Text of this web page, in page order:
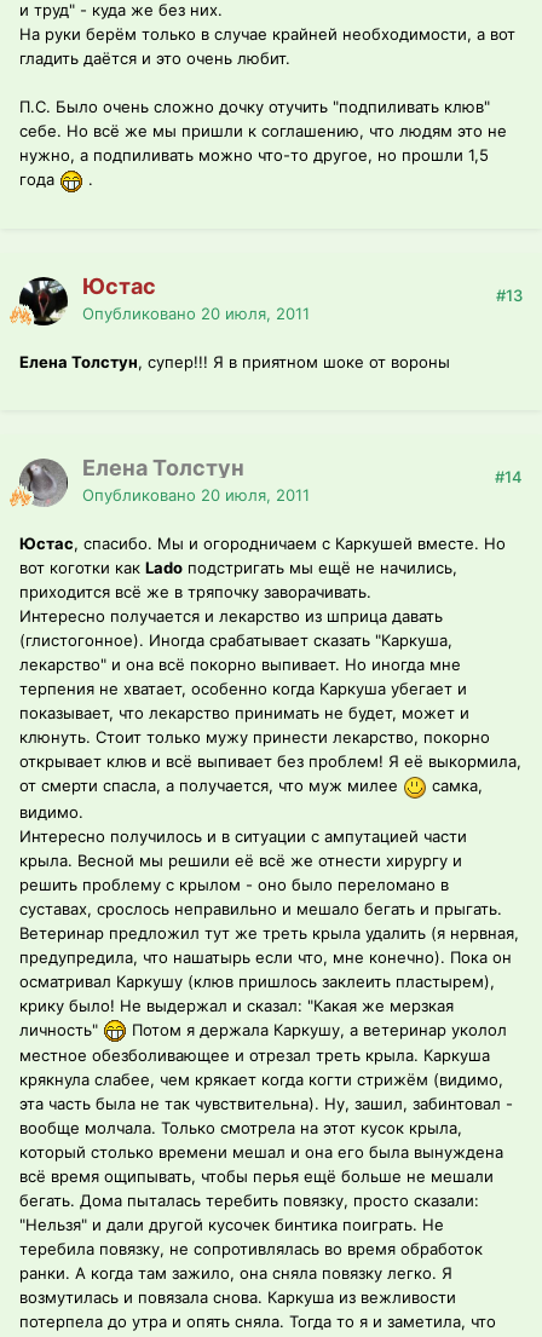
и труд" - куда же без них.
На руки берём только в случае крайней необходимости, а вот
гладить даётся и это очень любит.
П.С. Было очень сложно дочку отучить "подпиливать клюв"
себе. Но всё же мы пришли к соглашению, что людям это не
нужно, а подпиливать можно что-то другое, но прошли 1,5
года
.
Юстас
Опубликовано 20 июля, 2011
#13
Елена Толстун, супер!!! Я в приятном шоке от вороны
Елена Толстун
Опубликовано 20 июля, 2011
#14
Юстас, спасибо. Мы и огородничаем с Каркушей вместе. Но
вот коготки как Lado подстригать мы ещё не начились,
приходится всё же в тряпочку заворачивать.
Интересно получается и лекарство из шприца давать
(глистогонное). Иногда срабатывает сказать "Каркуша,
лекарство" и она всё покорно выпивает. Но иногда мне
терпения не хватает, особенно когда Каркуша убегает и
показывает, что лекарство принимать не будет, может и
клюнуть. Стоит только мужу принести лекарство, покорно
открывает клюв и всё выпивает без проблем! Я её выкормила,
от смерти спасла, а получается, что муж милее
самка,
видимо.
Интересно получилось и в ситуации с ампутацией части
крыла. Весной мы решили её всё же отнести хирургу и
решить проблему с крылом - оно было переломано в
суставах, срослось неправильно и мешало бегать и прыгать.
Ветеринар предложил тут же треть крыла удалить (я нервная,
предупредила, что нашатырь если что, мне конечно). Пока он
осматривал Каркушу (клюв пришлось заклеить пластырем),
крику было! Не выдержал и сказал: "Какая же мерзкая
личность"
Потом я держала Каркушу, а ветеринар уколол
местное обезболивающее и отрезал треть крыла. Каркуша
крякнула слабее, чем крякает когда когти стрижём (видимо,
эта часть была не так чувствительна). Ну, зашил, забинтовал -
вообще молчала. Только смотрела на этот кусок крыла,
который столько времени мешал и она его была вынуждена
всё время ощипывать, чтобы перья ещё больше не мешали
бегать. Дома пыталась теребить повязку, просто сказали:
"Нельзя" и дали другой кусочек бинтика поиграть. Не
теребила повязку, не сопротивлялась во время обработок
ранки. А когда там зажило, она сняла повязку легко. Я
возмутилась и повязала снова. Каркуша из вежливости
потерпела до утра и опять сняла. Тогда то я и заметила, что